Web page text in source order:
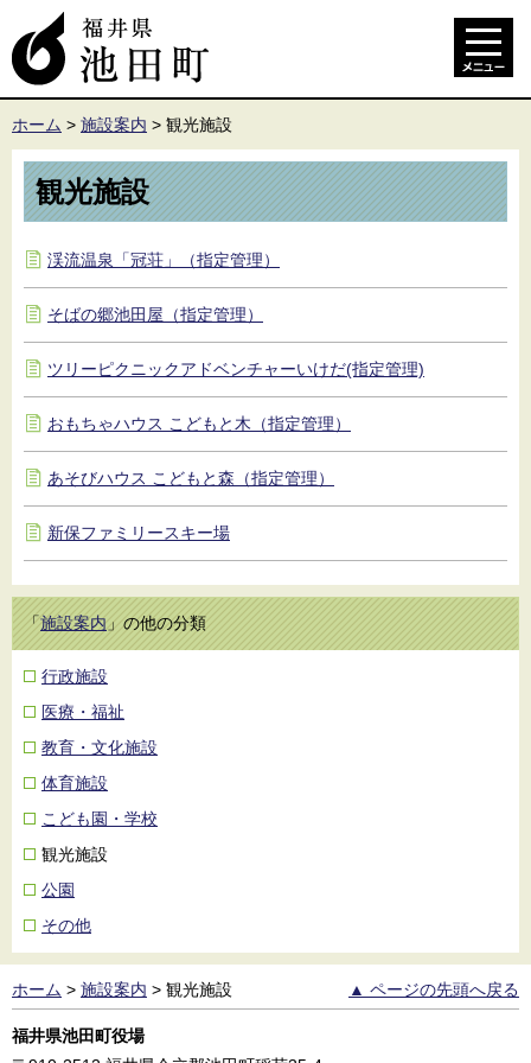
ホーム > 施設案内 > 観光施設
観光施設
渓流温泉「冠荘」（指定管理）
そばの郷池田屋（指定管理）
ツリーピクニックアドベンチャーいけだ(指定管理)
おもちゃハウス こどもと木（指定管理）
あそびハウス こどもと森（指定管理）
新保ファミリースキー場
「施設案内」の他の分類
行政施設
医療・福祉
教育・文化施設
体育施設
こども園・学校
観光施設
公園
その他
ホーム > 施設案内 > 観光施設 ▲ ページの先頭へ戻る
福井県池田町役場